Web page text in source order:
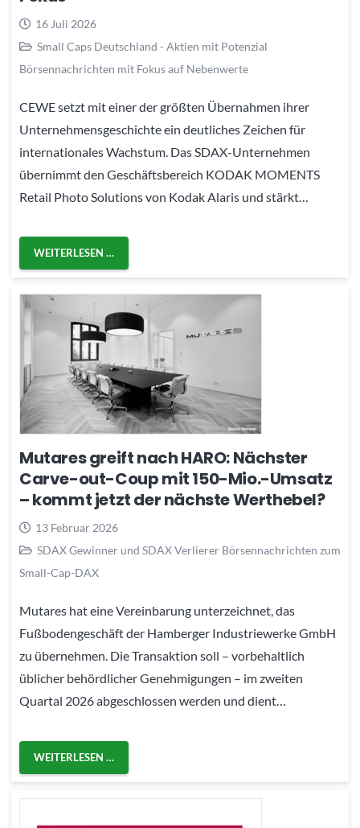
16 Juli 2026
Small Caps Deutschland - Aktien mit Potenzial
Börsennachrichten mit Fokus auf Nebenwerte
CEWE setzt mit einer der größten Übernahmen ihrer
Unternehmensgeschichte ein deutliches Zeichen für
internationales Wachstum. Das SDAX-Unternehmen
übernimmt den Geschäftsbereich KODAK MOMENTS
Retail Photo Solutions von Kodak Alaris und stärkt…
WEITERLESEN …
Mutares greift nach HARO: Nächster
Carve-out-Coup mit 150-Mio.-Umsatz
– kommt jetzt der nächste Werthebel?
13 Februar 2026
SDAX Gewinner und SDAX Verlierer Börsennachrichten zum
Small-Cap-DAX
Mutares hat eine Vereinbarung unterzeichnet, das
Fußbodengeschäft der Hamberger Industriewerke GmbH
zu übernehmen. Die Transaktion soll – vorbehaltlich
üblicher behördlicher Genehmigungen – im zweiten
Quartal 2026 abgeschlossen werden und dient…
WEITERLESEN …